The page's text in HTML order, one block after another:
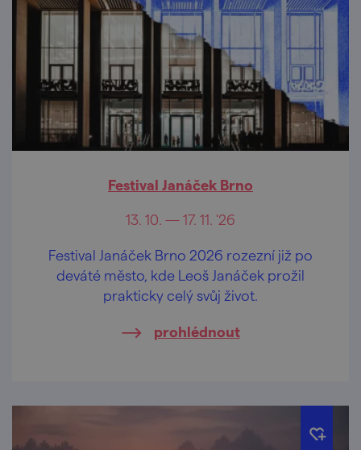
Festival Janáček Brno
13. 10. — 17. 11. '26
Festival Janáček Brno 2026 rozezní již po
deváté město, kde Leoš Janáček prožil
prakticky celý svůj život.
prohlédnout